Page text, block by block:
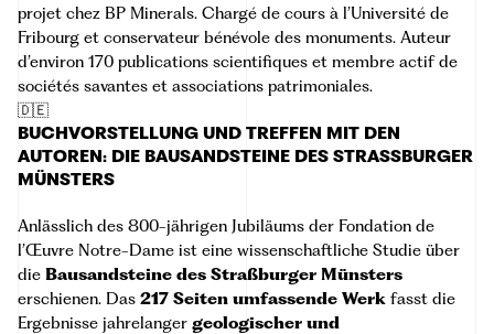
projet chez BP Minerals. Chargé de cours à l’Université de
Fribourg et conservateur bénévole des monuments. Auteur
d’environ 170 publications scientifiques et membre actif de
sociétés savantes et associations patrimoniales.
🇩🇪
BUCHVORSTELLUNG UND TREFFEN MIT DEN
AUTOREN: DIE BAUSANDSTEINE DES STRASSBURGER M
ÜNSTERS
Anlässlich des 800-jährigen Jubiläums der Fondation de
l’Œuvre Notre-Dame ist eine wissenschaftliche Studie über
die Bausandsteine des Straßburger Münsters
erschienen. Das 217 Seiten umfassende Werk fasst die
Ergebnisse jahrelanger geologischer und